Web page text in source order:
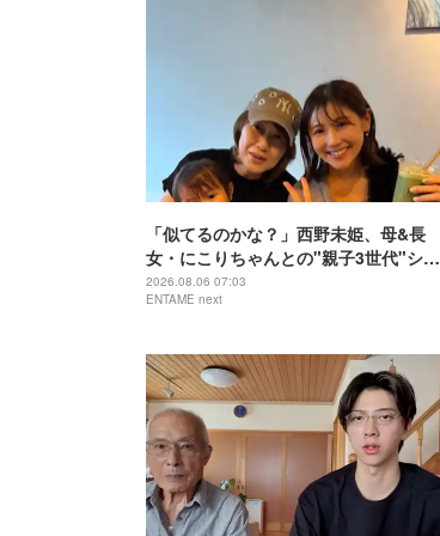
「似てるのかな？」西野未姫、母&長
女・にこりちゃんとの"親子3世代"ショ
ット公開「美人で素敵」
2026.08.06 07:03
ENTAME next